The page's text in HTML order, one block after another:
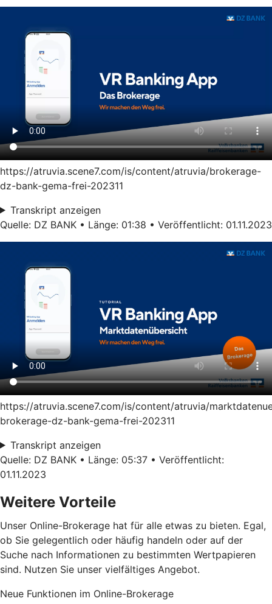
https://atruvia.scene7.com/is/content/atruvia/brokerage-
dz-bank-gema-frei-202311
Transkript anzeigen
Quelle: DZ BANK • Länge: 01:38 • Veröffentlicht: 01.11.2023
https://atruvia.scene7.com/is/content/atruvia/
brokerage-dz-bank-gema-frei-202311
Transkript anzeigen
Quelle: DZ BANK • Länge: 05:37 • Veröffentlicht:
01.11.2023
Weitere Vorteile
Unser Online-Brokerage hat für alle etwas zu bieten. Egal,
ob Sie gelegentlich oder häufig handeln oder auf der
Suche nach Informationen zu bestimmten Wertpapieren
sind. Nutzen Sie unser vielfältiges Angebot.
Neue Funktionen im Online-Brokerage